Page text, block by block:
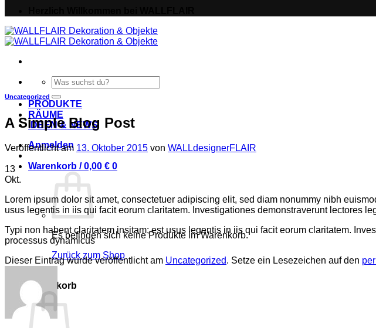
Suche
nach:
PRODUKTE
RÄUME
IDEEN & NEWS
Anmelden
Warenkorb /0,00 € 0
Es befinden sich keine Produkte im Warenkorb.
Zurück zum Shop
Warenkorb
Uncategorized
A Simple Blog Post
Veröffentlicht am 13. Oktober 2015 von WALLdesignerFLAIR
13
Okt.
Lorem ipsum dolor sit amet, consectetuer adipiscing elit, sed diam nonummy nibh
usus legentis in iis qui facit eorum claritatem. Investigationes demonstraverunt lectores
Typi non habent claritatem insitam; est usus legentis in iis qui facit eorum claritatem.
processus dynamicus
Dieser Eintrag wurde veröffentlicht am Uncategorized. Setze ein Lesezeichen auf den